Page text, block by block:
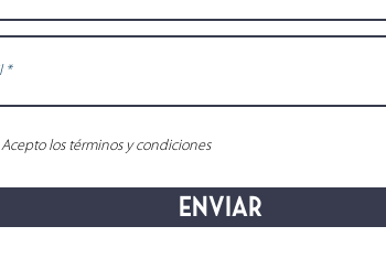
Acepto los términos y condiciones
Enviar